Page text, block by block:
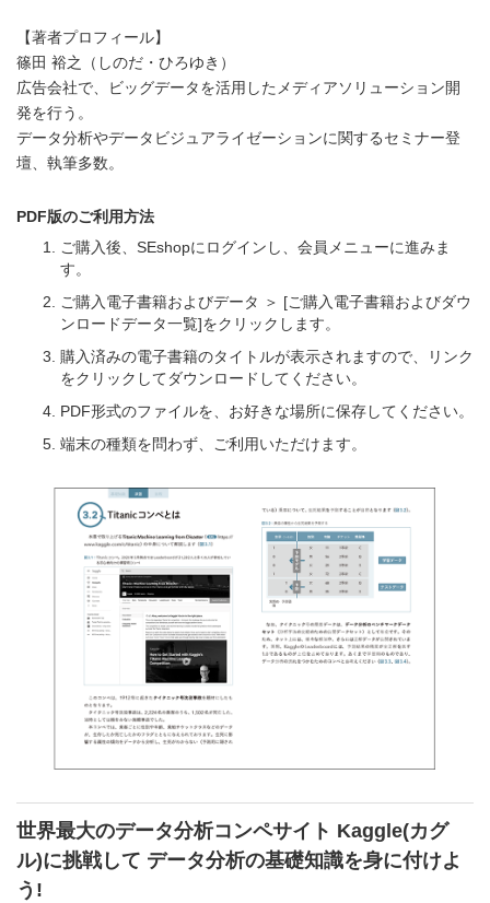
【著者プロフィール】
篠田 裕之（しのだ・ひろゆき）
広告会社で、ビッグデータを活用したメディアソリューション開
発を行う。
データ分析やデータビジュアライゼーションに関するセミナー登
壇、執筆多数。
PDF版のご利用方法
ご購入後、SEshopにログインし、会員メニューに進みま
す。
ご購入電子書籍およびデータ ＞ [ご購入電子書籍およびダウ
ンロードデータ一覧]をクリックします。
購入済みの電子書籍のタイトルが表示されますので、リンク
をクリックしてダウンロードしてください。
PDF形式のファイルを、お好きな場所に保存してください。
端末の種類を問わず、ご利用いただけます。
世界最大のデータ分析コンペサイト Kaggle(カグ
ル)に挑戦して データ分析の基礎知識を身に付けよ
う!